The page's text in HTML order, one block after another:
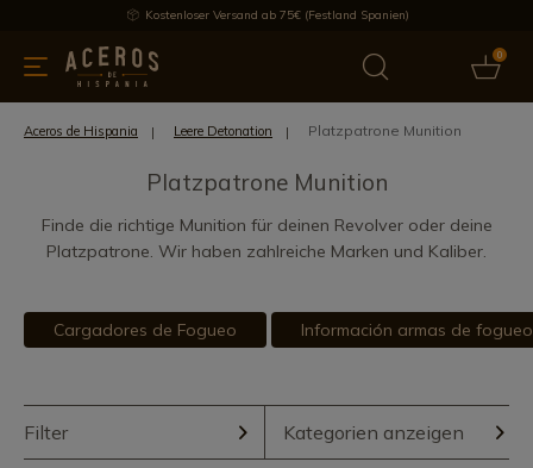
Kostenloser Versand ab 75€ (Festland Spanien)
0
Bietet Aktuelles Bestseller
Aceros de Hispania Leere Detonation Platzpatrone Munition
Platzpatrone Munition
Finde die richtige Munition für deinen Revolver oder deine
Platzpatrone. Wir haben zahlreiche Marken und Kaliber.
Cargadores de Fogueo Información armas de fogueo
Filter Kategorien anzeigen